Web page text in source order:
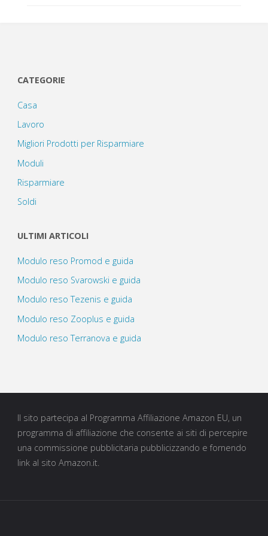
CATEGORIE
Casa
Lavoro
Migliori Prodotti per Risparmiare
Moduli
Risparmiare
Soldi
ULTIMI ARTICOLI
Modulo reso Promod e guida
Modulo reso Svarowski e guida
Modulo reso Tezenis e guida
Modulo reso Zooplus e guida
Modulo reso Terranova e guida
Il sito partecipa al Programma Affiliazione Amazon EU, un
programma di affiliazione che consente ai siti di percepire
una commissione pubblicitaria pubblicizzando e fornendo
link al sito Amazon.it.